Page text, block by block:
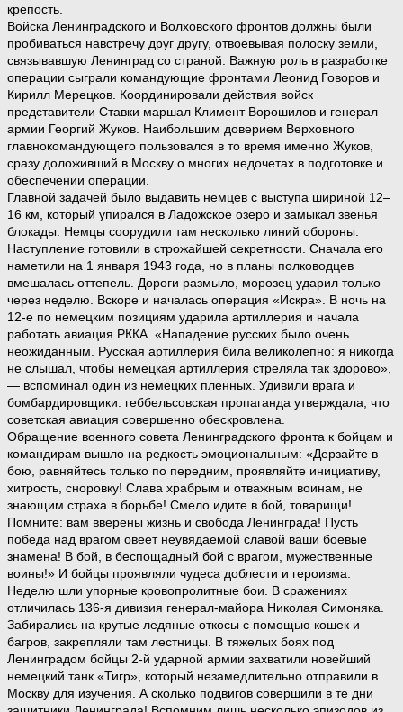
крепость.
Войска Ленинградского и Волховского фронтов должны были
пробиваться навстречу друг другу, отвоевывая полоску земли,
связывавшую Ленинград со страной. Важную роль в разработке
операции сыграли командующие фронтами Леонид Говоров и
Кирилл Мерецков. Координировали действия войск
представители Ставки маршал Климент Ворошилов и генерал
армии Георгий Жуков. Наибольшим доверием Верховного
главнокомандующего пользовался в то время именно Жуков,
сразу доложивший в Москву о многих недочетах в подготовке и
обеспечении операции.
Главной задачей было выдавить немцев с выступа шириной 12–
16 км, который упирался в Ладожское озеро и замыкал звенья
блокады. Немцы соорудили там несколько линий обороны.
Наступление готовили в строжайшей секретности. Сначала его
наметили на 1 января 1943 года, но в планы полководцев
вмешалась оттепель. Дороги размыло, морозец ударил только
через неделю. Вскоре и началась операция «Искра». В ночь на
12-е по немецким позициям ударила артиллерия и начала
работать авиация РККА. «Нападение русских было очень
неожиданным. Русская артиллерия била великолепно: я никогда
не слышал, чтобы немецкая артиллерия стреляла так здорово»,
— вспоминал один из немецких пленных. Удивили врага и
бомбардировщики: геббельсовская пропаганда утверждала, что
советская авиация совершенно обескровлена.
Обращение военного совета Ленинградского фронта к бойцам и
командирам вышло на редкость эмоциональным: «Дерзайте в
бою, равняйтесь только по передним, проявляйте инициативу,
хитрость, сноровку! Слава храбрым и отважным воинам, не
знающим страха в борьбе! Смело идите в бой, товарищи!
Помните: вам вверены жизнь и свобода Ленинграда! Пусть
победа над врагом овеет неувядаемой славой ваши боевые
знамена! В бой, в беспощадный бой с врагом, мужественные
воины!» И бойцы проявляли чудеса доблести и героизма.
Неделю шли упорные кровопролитные бои. В сражениях
отличилась 136-я дивизия генерал-майора Николая Симоняка.
Забирались на крутые ледяные откосы с помощью кошек и
багров, закрепляли там лестницы. В тяжелых боях под
Ленинградом бойцы 2-й ударной армии захватили новейший
немецкий танк «Тигр», который незамедлительно отправили в
Москву для изучения. А сколько подвигов совершили в те дни